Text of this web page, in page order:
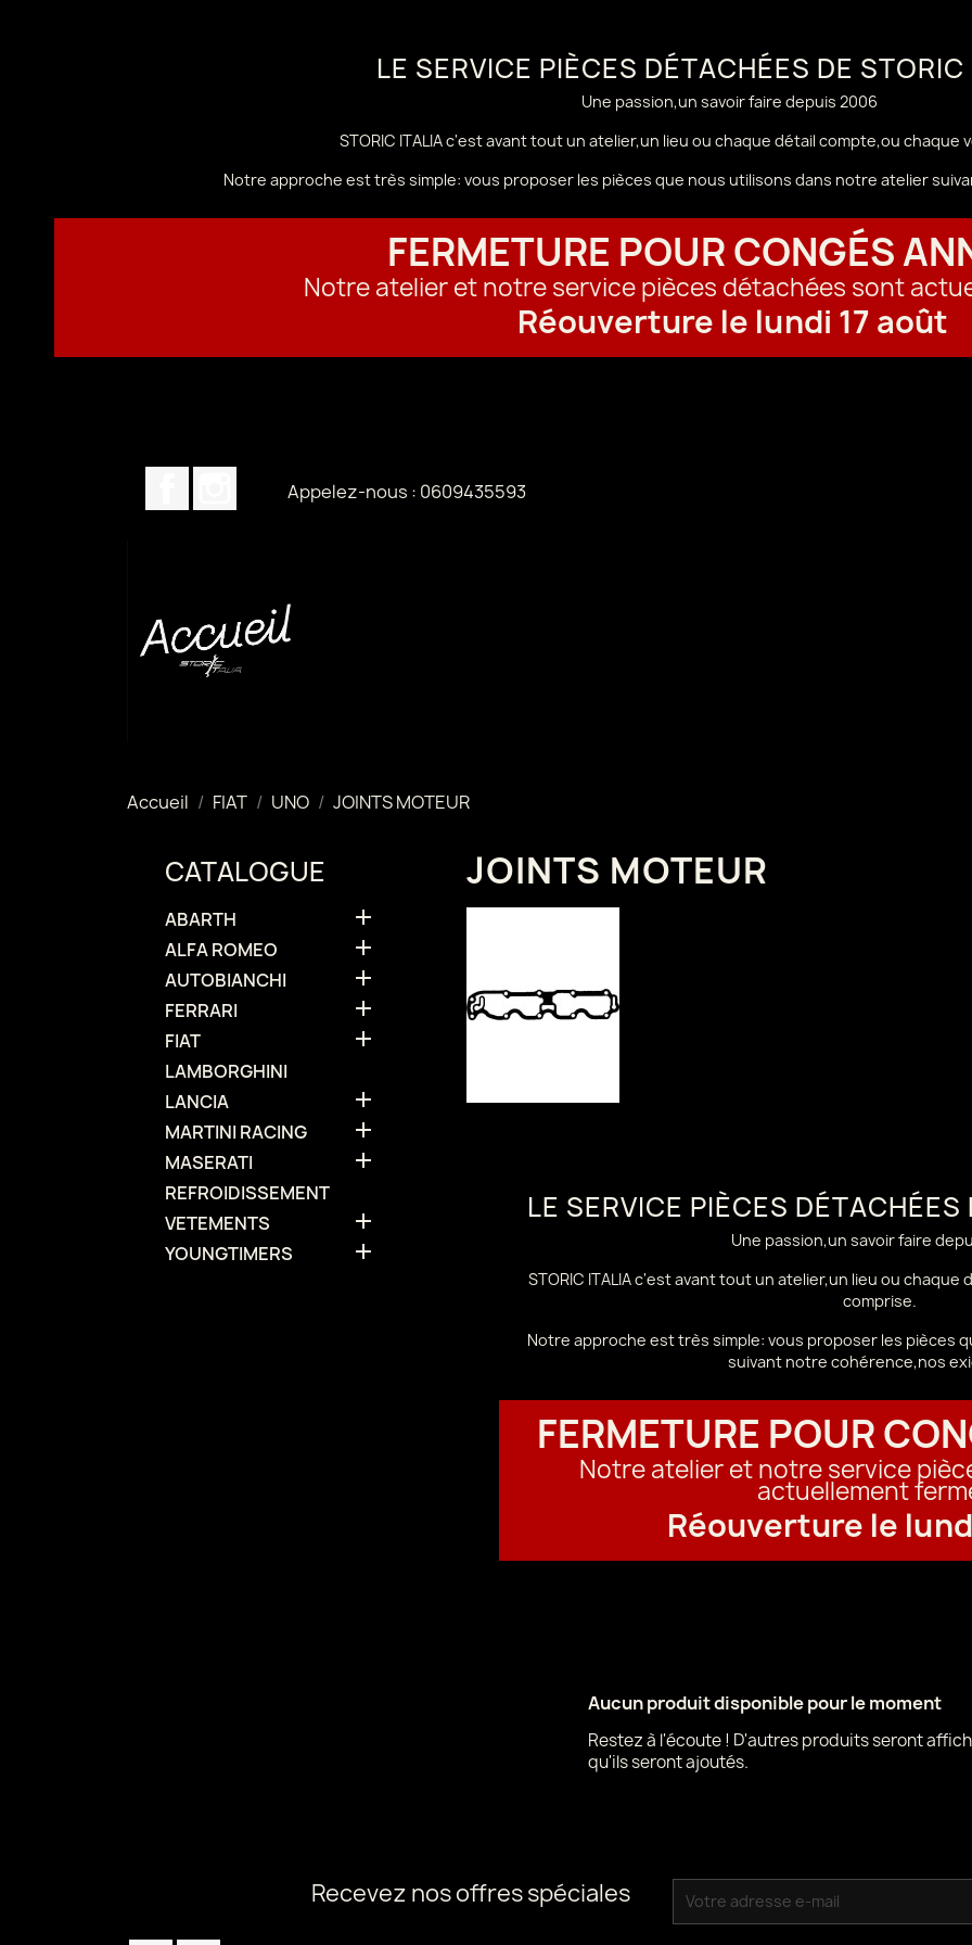
LE SERVICE PIÈCES DÉTACHÉES DE
Une passion,un savoir faire depuis 2006
STORIC ITALIA c'est avant tout un atelier,un lieu ou chaque détail compte,ou chaque
Notre approche est très simple: vous proposer les pièces que nous utilisons dans notre atelier
FERMETURE POUR CONGÉS
Notre atelier et notre service pièces détachées sont
Réouverture le lundi 17 août
Appelez-nous : 0609435593
Accueil FIAT UNO JOINTS MOTEUR
CATALOGUE
ABARTH 
ALFA ROMEO 
AUTOBIANCHI 
FERRARI 
FIAT 
LAMBORGHINI
LANCIA

MARTINI RACING 
MASERATI 
REFROIDISSEMENT
VETEMENTS

YOUNGTIMERS 
JOINTS MOTEUR
LE SERVICE PIÈCES
Une passion,un savoir faire
STORIC ITALIA c'est avant tout un atelier,un lieu ou
comprise.
Notre approche est très simple: vous proposer les pièces
suivant notre cohérence,nos
FERMETURE POUR
Notre atelier et notre service
actuellement
Réouverture le
Aucun produit disponible pour le moment
Restez à l'écoute ! D'autres produits seront
qu'ils seront ajoutés.
Recevez nos offres spéciales